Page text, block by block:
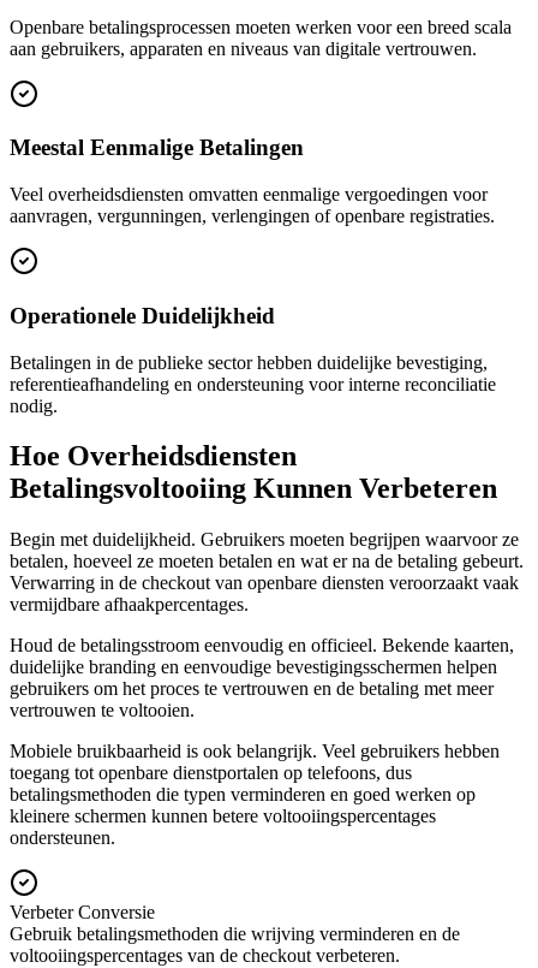
Openbare betalingsprocessen moeten werken voor een breed scala
aan gebruikers, apparaten en niveaus van digitale vertrouwen.
Meestal Eenmalige Betalingen
Veel overheidsdiensten omvatten eenmalige vergoedingen voor
aanvragen, vergunningen, verlengingen of openbare registraties.
Operationele Duidelijkheid
Betalingen in de publieke sector hebben duidelijke bevestiging,
referentieafhandeling en ondersteuning voor interne reconciliatie
nodig.
Hoe Overheidsdiensten
Betalingsvoltooiing Kunnen Verbeteren
Begin met duidelijkheid. Gebruikers moeten begrijpen waarvoor ze
betalen, hoeveel ze moeten betalen en wat er na de betaling gebeurt.
Verwarring in de checkout van openbare diensten veroorzaakt vaak
vermijdbare afhaakpercentages.
Houd de betalingsstroom eenvoudig en officieel. Bekende kaarten,
duidelijke branding en eenvoudige bevestigingsschermen helpen
gebruikers om het proces te vertrouwen en de betaling met meer
vertrouwen te voltooien.
Mobiele bruikbaarheid is ook belangrijk. Veel gebruikers hebben
toegang tot openbare dienstportalen op telefoons, dus
betalingsmethoden die typen verminderen en goed werken op
kleinere schermen kunnen betere voltooiingspercentages
ondersteunen.
Verbeter Conversie
Gebruik betalingsmethoden die wrijving verminderen en de
voltooiingspercentages van de checkout verbeteren.